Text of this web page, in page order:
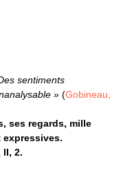
sentiments
» (Gobineau,
ses regards, mille
2.